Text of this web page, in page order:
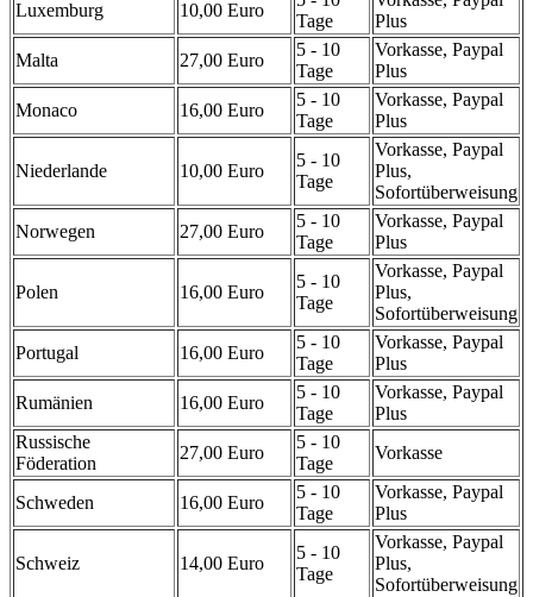
Luxemburg
10,00 Euro
Tage
Plus
Malta
27,00 Euro
5 - 10
Tage
Vorkasse, Paypal
Plus
Monaco
16,00 Euro
5 - 10
Tage
Vorkasse, Paypal
Plus
Niederlande 10,00 Euro
5 - 10
Tage
Vorkasse, Paypal
Plus,
Sofortüberweisung
Norwegen
27,00 Euro
5 - 10
Tage
Vorkasse, Paypal
Plus
Polen 16,00 Euro
5 - 10
Tage
Vorkasse, Paypal
Plus,
Sofortüberweisung
Portugal
16,00 Euro
5 - 10
Tage
Vorkasse, Paypal
Plus
Rumänien
16,00 Euro
5 - 10
Tage
Vorkasse, Paypal
Plus
Russische
Föderation
27,00 Euro
5 - 10
Tage
Vorkasse
Schweden 16,00 Euro
5 - 10
Tage
Vorkasse, Paypal
Plus
Schweiz 14,00 Euro
5 - 10
Tage
Vorkasse, Paypal
Plus,
Sofortüberweisung